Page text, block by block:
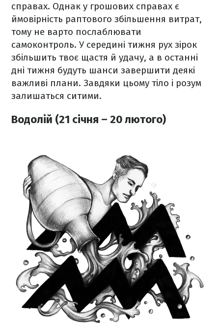
справах. Однак у грошових справах є
ймовірність раптового збільшення витрат,
тому не варто послаблювати
самоконтроль. У середині тижня рух зірок
збільшить твоє щастя й удачу, а в останні
дні тижня будуть шанси завершити деякі
важливі плани. Завдяки цьому тіло і розум
залишаться ситими.
Водолій (21 січня – 20 лютого)